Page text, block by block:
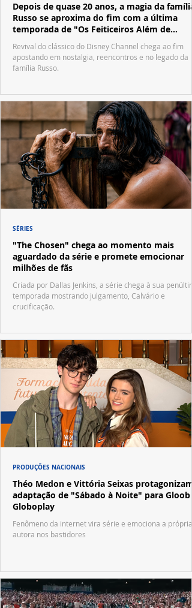
Depois de quase 20 anos, a magia da família
Russo se aproxima do fim com a última
temporada de "Os Feiticeiros Além de
Waverly Place"
Revival do clássico do Disney Channel chega ao fim
apostando em nostalgia, reencontros e no legado da
família Russo.
"The Chosen" chega ao momento mais
aguardado da série e promete emocionar
milhões de fãs
Criada por Dallas Jenkins, a série chega à sua
temporada mostrando julgamento, Calvário e
crucificação.
SÉRIES
Théo Medon e Vittória Seixas protagonizam
adaptação de "Sábado à Noite" para Gloob e
Globoplay
Fenômeno da internet vira série e emociona a própria
autora nos bastidores
PRODUÇÕES NACIONAIS